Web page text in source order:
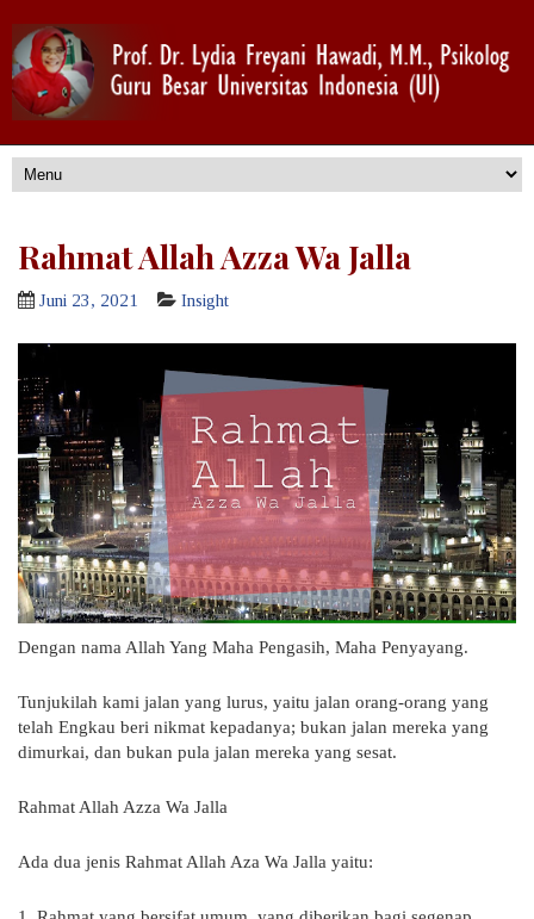
Rahmat Allah Azza Wa Jalla
Juni 23, 2021 Insight
Dengan nama Allah Yang Maha Pengasih, Maha Penyayang.
Tunjukilah kami jalan yang lurus, yaitu jalan orang-orang yang
telah Engkau beri nikmat kepadanya; bukan jalan mereka yang
dimurkai, dan bukan pula jalan mereka yang sesat.
Rahmat Allah Azza Wa Jalla
Ada dua jenis Rahmat Allah Aza Wa Jalla yaitu: